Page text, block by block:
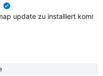
update zu installiert